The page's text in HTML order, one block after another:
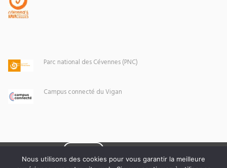
Parc national des Cévennes (PNC)
Campus connecté du Vigan
Nous utilisons des cookies pour vous garantir la meilleure